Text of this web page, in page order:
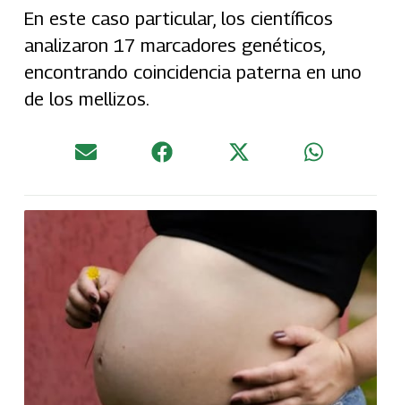
En este caso particular, los científicos
analizaron 17 marcadores genéticos,
encontrando coincidencia paterna en uno
de los mellizos.